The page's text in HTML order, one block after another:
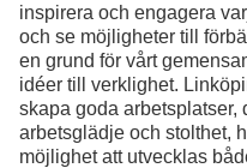
inspirera och engagera
och se möjligheter till
en grund för vårt
idéer till verklighet.
skapa goda arbetsplatser,
arbetsglädje och stolthet,
möjlighet att utvecklas